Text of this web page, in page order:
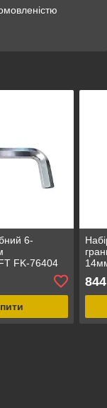
6-
FK-76404
844